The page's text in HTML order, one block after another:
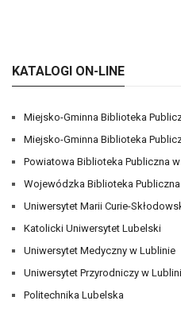
KATALOGI ON-LINE
Miejsko-Gminna Biblioteka
Miejsko-Gminna Biblioteka
Powiatowa Biblioteka Publiczna
Wojewódzka Biblioteka
Uniwersytet Marii Curie-
Katolicki Uniwersytet Lubelski
Uniwersytet Medyczny w Lublinie
Uniwersytet Przyrodniczy w
Politechnika Lubelska